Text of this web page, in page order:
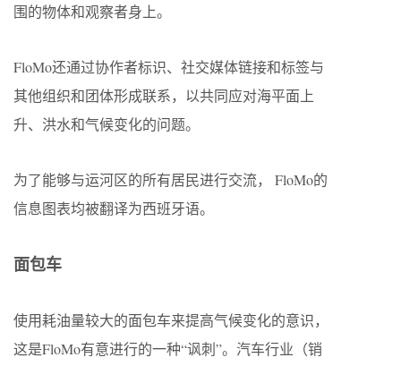
围的物体和观察者身上。
FloMo还通过协作者标识、社交媒体链接和标签与
其他组织和团体形成联系，以共同应对海平面上
升、洪水和气候变化的问题。
为了能够与运河区的所有居民进行交流， FloMo的
信息图表均被翻译为西班牙语。
面包车
使用耗油量较大的面包车来提高气候变化的意识，
这是FloMo有意进行的一种“讽刺”。汽车行业（销